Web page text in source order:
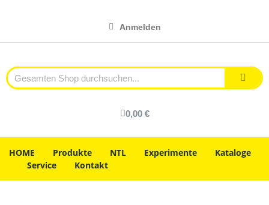
Anmelden
0,00 €
HOME Produkte NTL Experimente
Kataloge
Service
Kontakt